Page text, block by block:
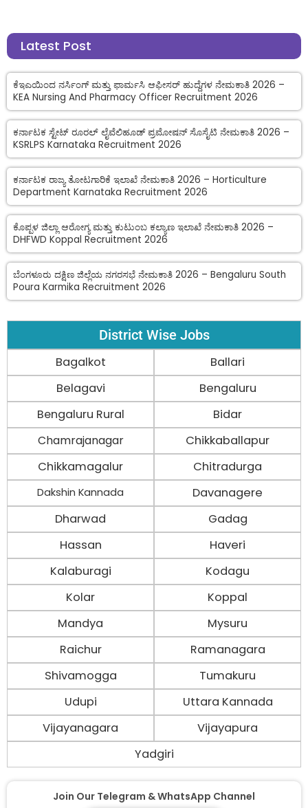
Latest Post
ಕೆಇಎಯಿಂದ ನರ್ಸಿಂಗ್ ಮತ್ತು ಫಾರ್ಮಸಿ ಆಫೀಸರ್ ಹುದ್ದೆಗಳ ನೇಮಕಾತಿ 2026 –
KEA Nursing And Pharmacy Officer Recruitment 2026
ಕರ್ನಾಟಕ ಸ್ಟೇಟ್ ರೂರಲ್ ಲೈವೆಲಿಹೂಡ್ ಪ್ರಮೋಷನ್ ಸೊಸೈಟಿ ನೇಮಕಾತಿ 2026 –
KSRLPS Karnataka Recruitment 2026
ಕರ್ನಾಟಕ ರಾಜ್ಯ ತೋಟಗಾರಿಕೆ ಇಲಾಖೆ ನೇಮಕಾತಿ 2026 – Horticulture
Department Karnataka Recruitment 2026
ಕೊಪ್ಪಳ ಜಿಲ್ಲಾ ಆರೋಗ್ಯ ಮತ್ತು ಕುಟುಂಬ ಕಲ್ಯಾಣ ಇಲಾಖೆ ನೇಮಕಾತಿ 2026 –
DHFWD Koppal Recruitment 2026
ಬೆಂಗಳೂರು ದಕ್ಷಿಣ ಜಿಲ್ಲೆಯ ನಗರಸಭೆ ನೇಮಕಾತಿ 2026 – Bengaluru South
Poura Karmika Recruitment 2026
District Wise Jobs
Bagalkot
Ballari
Belagavi
Bengaluru
Bengaluru Rural
Bidar
Chamrajanagar
Chikkaballapur
Chikkamagalur
Chitradurga
Dakshin Kannada
Davanagere
Dharwad
Gadag
Hassan
Haveri
Kalaburagi
Kodagu
Kolar
Koppal
Mandya
Mysuru
Raichur
Ramanagara
Shivamogga
Tumakuru
Udupi
Uttara Kannada
Vijayanagara
Vijayapura
Yadgiri
Join Our Telegram & WhatsApp Channel